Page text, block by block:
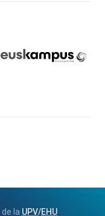
de la UPV/EHU